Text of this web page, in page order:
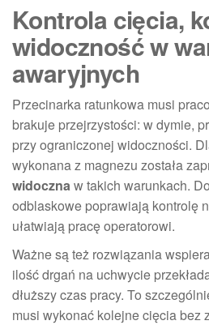
Kontrola cięcia,
widoczność w
awaryjnych
Przecinarka ratunkowa musi
brakuje przejrzystości: w dymie,
przy ograniczonej widoczności.
wykonana z magnezu została
widocznaw takich warunkach.
odblaskowe poprawiają kontrolę
ułatwiają pracę operatorowi.
Ważne są też rozwiązania
ilość drgań na uchwycie
dłuższy czas pracy. To
musi wykonać kolejne cięcia bez